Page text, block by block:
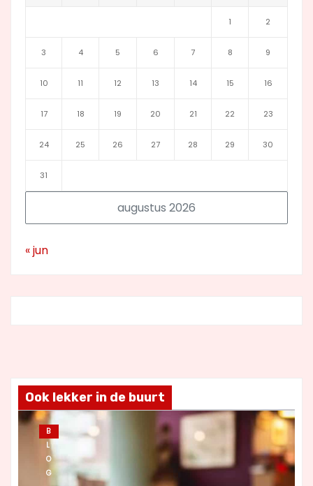
augustus 2026
1 2
3 4 5 6 7 8 9
10 11 12 13 14 15 16
17 18 19 20 21 22 23
24 25 26 27 28 29 30
31
« jun
Ook lekker in de buurt
B
L
O
G